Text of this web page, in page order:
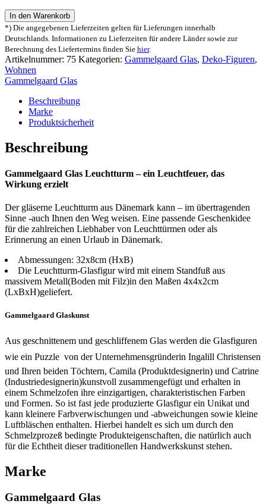
Gammelgaard
Glas
Leuchtturm
Glasfigur
Menge
In den Warenkorb
*) Die angegebenen Lieferzeiten gelten für Lieferungen innerhalb
Deutschlands. Informationen zu Lieferzeiten für andere Länder sowie zur
Berechnung des Liefertermins finden Sie hier.
Artikelnummer: 75 Kategorien: Gammelgaard Glas, Deko-Figuren,
Wohnen
Gammelgaard Glas
Beschreibung
Marke
Produktsicherheit
Beschreibung
Gammelgaard Glas Leuchtturm – ein Leuchtfeuer, das
Wirkung erzielt
Der gläserne Leuchtturm aus Dänemark kann – im übertragenden
Sinne -auch Ihnen den Weg weisen. Eine passende Geschenkidee
für die zahlreichen Liebhaber von Leuchttürmen oder als
Erinnerung an einen Urlaub in Dänemark.
Abmessungen: 32x8cm (HxB)
Die Leuchtturm-Glasfigur wird mit einem Standfuß aus
massivem Metall(Boden mit Filz)in den Maßen 4x4x2cm
(LxBxH)geliefert.
Gammelgaard Glaskunst
Aus geschnittenem und geschliffenem Glas werden die Glasfiguren 
wie ein Puzzle  von der Unternehmensgründerin Ingalill Christensen
und Ihren beiden Töchtern, Camila (Produktdesignerin) und Catrine
(Industriedesignerin)kunstvoll zusammengefügt und erhalten in
einem Schmelzofen ihre einzigartigen, charakteristischen Farben
und Formen. So ist fast jede produzierte Glasfigur ein Unikat und
kann kleinere Farbverwischungen und -abweichungen sowie kleine
Luftbläschen enthalten. Hierbei handelt es sich um durch den
Schmelzprozeß bedingte Produkteigenschaften, die natürlich auch
für die Echtheit dieser traditionellen Handwerkskunst stehen.
Marke
Gammelgaard Glas